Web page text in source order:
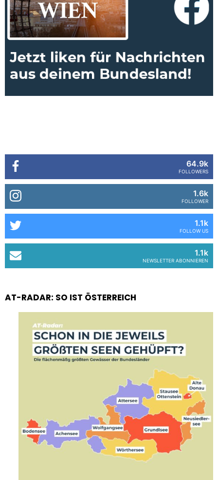
64.9k
FOLLOWERS
1.6k
FOLLOWER
1.1k
FOLLOW US
1.1k
NEWSLETTER ABONNIEREN
AT-RADAR: SO IST ÖSTERREICH